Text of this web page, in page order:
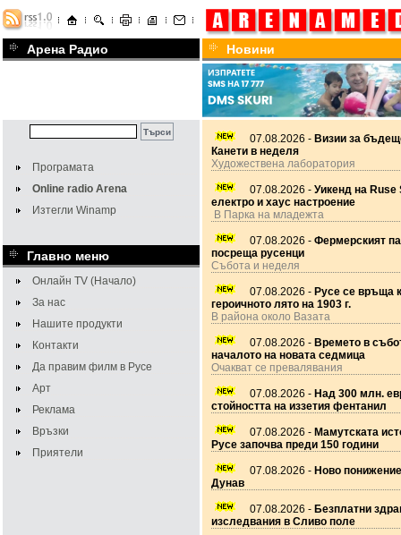
Арена Радио Новини
Програмата
Online radio Arena
Изтегли Winamp
Главно меню
Онлайн TV (Начало)
За нас
Нашите продукти
Контакти
Да правим филм в Русе
Арт
Реклама
Връзки
Приятели
07.08.2026 - Визии за
Канети в неделя
Художествена лаборатория
07.08.2026 - Уикенд на Ruse
електро и хаус настроение
В Парка на младежта
07.08.2026 - Фермерският
посреща русенци
Събота и неделя
07.08.2026 - Русе се връща
героичното лято на 1903 г.
В района около Вазата
07.08.2026 - Времето в
началото на новата седмица
Очакват се превалявания
07.08.2026 - Над 300 млн.
стойността на иззетия фентанил
07.08.2026 - Мамутската
Русе започва преди 150 години
07.08.2026 - Ново
Дунав
07.08.2026 - Безплатни
изследвания в Сливо поле